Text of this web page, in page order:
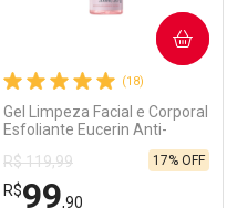
(18)
Gel Limpeza Facial e Corporal
Esfoliante Eucerin Anti-
R$ 119,99
R$99,90
17% OFF
COMPRAR